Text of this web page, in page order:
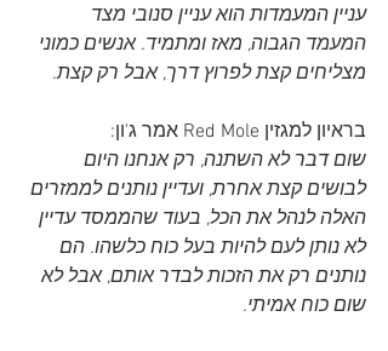
עניין המעמדות הוא עניין סנובי מצד
המעמד הגבוה, מאז ומתמיד. אנשים כמוני
מצליחים קצת לפרוץ דרך, אבל רק קצת.
בראיון למגזין Red Mole אמר ג'ון:
שום דבר לא השתנה, רק אנחנו היום
לבושים קצת אחרת, ועדיין נותנים לממזרים
האלה לנהל את הכל, בעוד שהממסד עדיין
לא נותן לעם להיות בעל כוח כלשהו. הם
נותנים רק את הזכות לבדר אותם, אבל לא
שום כוח אמיתי.